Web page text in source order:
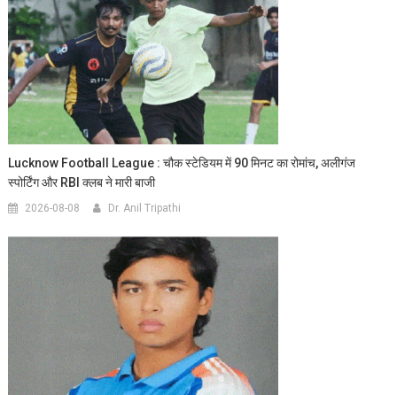
Lucknow Football League : चौक स्टेडियम में 90 मिनट का रोमांच, अलीगंज
स्पोर्टिंग और RBI क्लब ने मारी बाजी
2026-08-08 Dr. Anil Tripathi